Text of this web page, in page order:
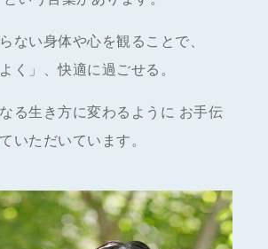
ない身体や心を観ることで、
く」、快適に過ごせる。
る生き方に変わるように お手伝
いただいています。